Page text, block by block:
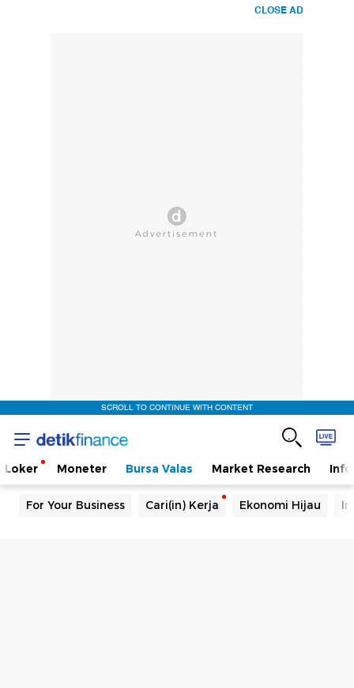
CLOSE AD
SCROLL TO CONTINUE WITH CONTENT
Loker Moneter Bursa Valas Market Research
For Your Business Cari(in) Kerja Ekonomi Hijau